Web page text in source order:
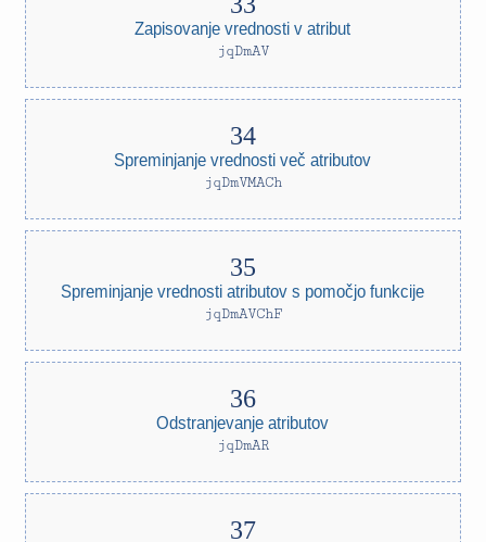
Zapisovanje vrednosti v atribut
jqDmAV
Spreminjanje vrednosti več atributov
jqDmVMACh
Spreminjanje vrednosti atributov s pomočjo funkcije
jqDmAVChF
Odstranjevanje atributov
jqDmAR